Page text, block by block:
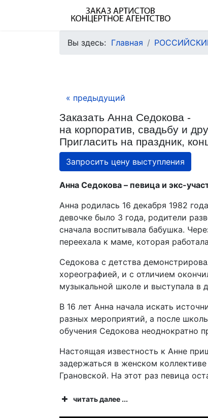
Вы здесь: Главная
« предыдущий
Заказать Анна Седокова -
на корпоратив, свадьбу и
Пригласить на праздник,
Запросить цену выступления
Анна Седокова – певица и экс-
Анна родилась 16 декабря 1982
девочке было 3 года, родители
сначала воспитывала бабушка.
переехала к маме, которая
Седокова с детства
хореографией, и с отличием
музыкальной школе и выступала в
В 16 лет Анна начала искать
разных мероприятий, а после
обучения Седокова неоднократно
Настоящая известность к Анне
задержаться в женском
Грановской. На этот раз певица
читать далее ...